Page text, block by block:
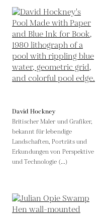
David Hockney
Britischer Maler und Grafiker,
bekannt für lebendige
Landschaften, Porträts und
Erkundungen von Perspektive
und Technologie (...)